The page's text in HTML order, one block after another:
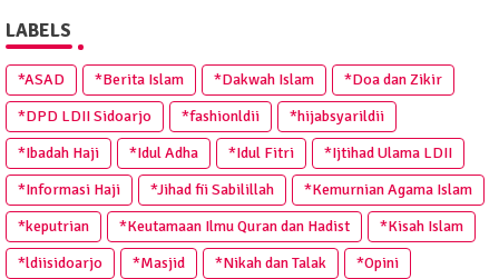
LABELS
*ASAD *Berita Islam *Dakwah Islam
*Doa dan Zikir
*DPD LDII Sidoarjo
*fashionldii
*hijabsyarildii
*Ibadah Haji
*Idul Adha *Idul Fitri
*Ijtihad Ulama LDII
*Informasi Haji
*Jihad fii Sabilillah
*Kemurnian Agama Islam
*keputrian
*Keutamaan Ilmu Quran dan Hadist
*Kisah Islam
*ldiisidoarjo
*Masjid *Nikah dan Talak
*Opini